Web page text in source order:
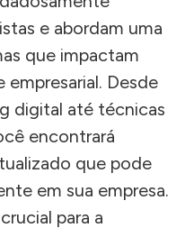
e abordam uma
que impactam
Desde
digital até técnicas
encontrará
que pode
em sua empresa.
para a